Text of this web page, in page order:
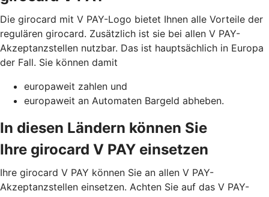
Die girocard mit V PAY-Logo bietet Ihnen alle Vorteile der
regulären girocard. Zusätzlich ist sie bei allen V PAY-
Akzeptanzstellen nutzbar. Das ist hauptsächlich in Europa
der Fall. Sie können damit
europaweit zahlen und
europaweit an Automaten Bargeld abheben.
In diesen Ländern können Sie
Ihre girocard V PAY einsetzen
Ihre girocard V PAY können Sie an allen V PAY-
Akzeptanzstellen einsetzen. Achten Sie auf das V PAY-